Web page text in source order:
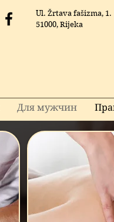
Ul. Žrtava fašizma, 1.
51000, Rijeka
Для мужчин